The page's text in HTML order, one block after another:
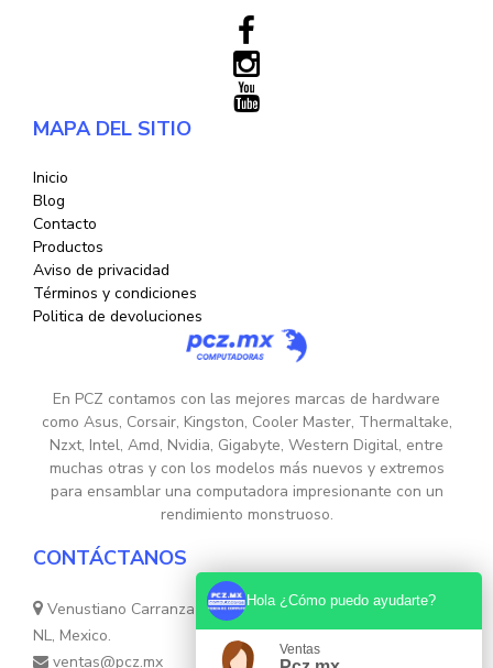
MAPA DEL SITIO
Inicio
Blog
Contacto
Productos
Aviso de privacidad
Términos y condiciones
Politica de devoluciones
En PCZ contamos con las mejores marcas de hardware
como Asus, Corsair, Kingston, Cooler Master, Thermaltake,
Nzxt, Intel, Amd, Nvidia, Gigabyte, Western Digital, entre
muchas otras y con los modelos más nuevos y extremos
para ensamblar una computadora impresionante con un
rendimiento monstruoso.
CONTÁCTANOS
Venustiano Carranza Nte. 755, Colonia Centro, Monterrey,
NL, Mexico.
ventas@pcz.mx
Hola ¿Cómo puedo ayudarte?
Ventas